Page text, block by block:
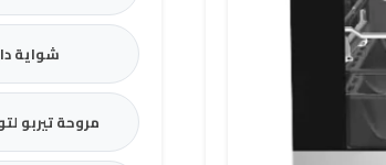
شواية
مروحة تيربو